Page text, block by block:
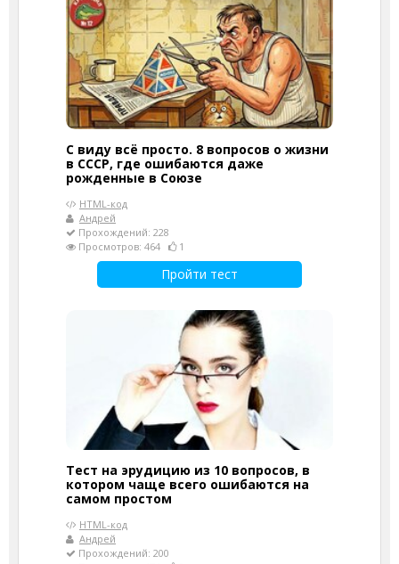
С виду всё просто. 8 вопросов о жизни
в СССР, где ошибаются даже
рожденные в Союзе
HTML-код
Андрей
Прохождений: 228
Просмотров: 464
1
Пройти тест
Тест на эрудицию из 10 вопросов, в
котором чаще всего ошибаются на
самом простом
HTML-код
Андрей
Прохождений: 200